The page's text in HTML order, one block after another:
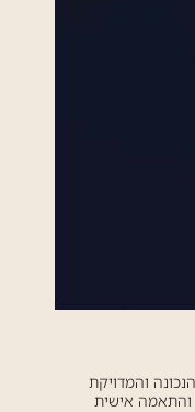
והמדויקת
אישית